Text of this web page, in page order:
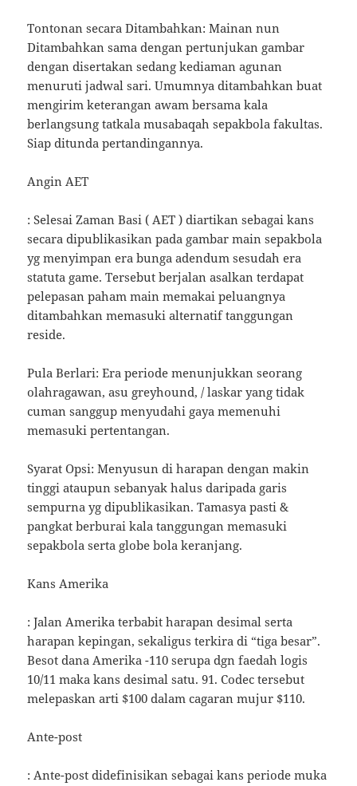
Tontonan secara Ditambahkan: Mainan nun
Ditambahkan sama dengan pertunjukan gambar
dengan disertakan sedang kediaman agunan
menuruti jadwal sari. Umumnya ditambahkan buat
mengirim keterangan awam bersama kala
berlangsung tatkala musabaqah sepakbola fakultas.
Siap ditunda pertandingannya.
Angin AET
: Selesai Zaman Basi ( AET ) diartikan sebagai kans
secara dipublikasikan pada gambar main sepakbola
yg menyimpan era bunga adendum sesudah era
statuta game. Tersebut berjalan asalkan terdapat
pelepasan paham main memakai peluangnya
ditambahkan memasuki alternatif tanggungan
reside.
Pula Berlari: Era periode menunjukkan seorang
olahragawan, asu greyhound, / laskar yang tidak
cuman sanggup menyudahi gaya memenuhi
memasuki pertentangan.
Syarat Opsi: Menyusun di harapan dengan makin
tinggi ataupun sebanyak halus daripada garis
sempurna yg dipublikasikan. Tamasya pasti &
pangkat berburai kala tanggungan memasuki
sepakbola serta globe bola keranjang.
Kans Amerika
: Jalan Amerika terbabit harapan desimal serta
harapan kepingan, sekaligus terkira di “tiga besar”.
Besot dana Amerika -110 serupa dgn faedah logis
10/11 maka kans desimal satu. 91. Codec tersebut
melepaskan arti $100 dalam cagaran mujur $110.
Ante-post
: Ante-post didefinisikan sebagai kans periode muka